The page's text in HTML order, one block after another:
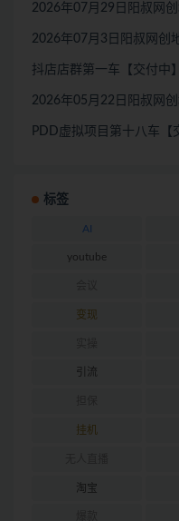
2026年07月29日阳叔网
2026年07月3日阳叔网创
抖店店群第一车【交付中】
2026年05月22日阳叔网
PDD虚拟项目第十八车【
标签
AI
youtube
变现
引流
挂机
淘宝